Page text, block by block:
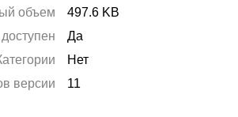
объем
497.6 KB
Да
Нет
версии
11